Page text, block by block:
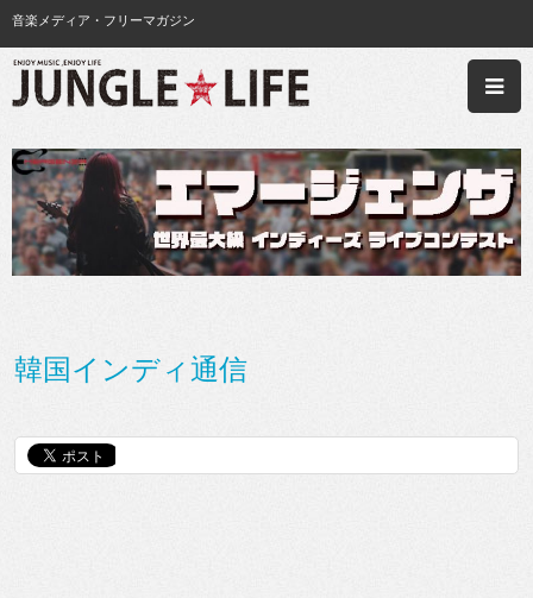
音楽メディア・フリーマガジン
韓国インディ通信